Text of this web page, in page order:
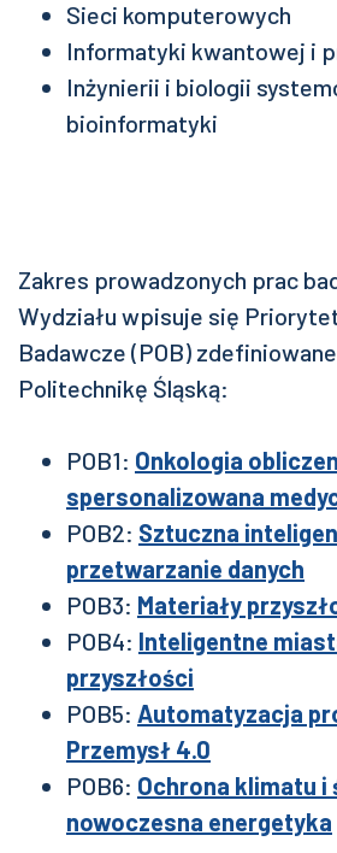
Sieci komputerowych
Informatyki kwantowej i
Inżynierii i biologii
bioinformatyki
Zakres prowadzonych prac
Wydziału wpisuje się
Badawcze (POB)
Politechnikę Śląską:
POB1: Onkologia
spersonalizowana
POB2: Sztuczna
przetwarzanie danych
POB3: Materiały
POB4: Inteligentne
przyszłości
POB5: Automatyzacja
Przemysł 4.0
POB6: Ochrona klimatu i
nowoczesna energetyka